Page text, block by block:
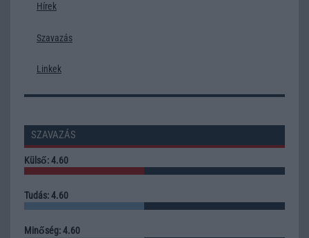
Hírek
Szavazás
Linkek
SZAVAZÁS
Külső: 4.60
Tudás: 4.60
Minőség: 4.60